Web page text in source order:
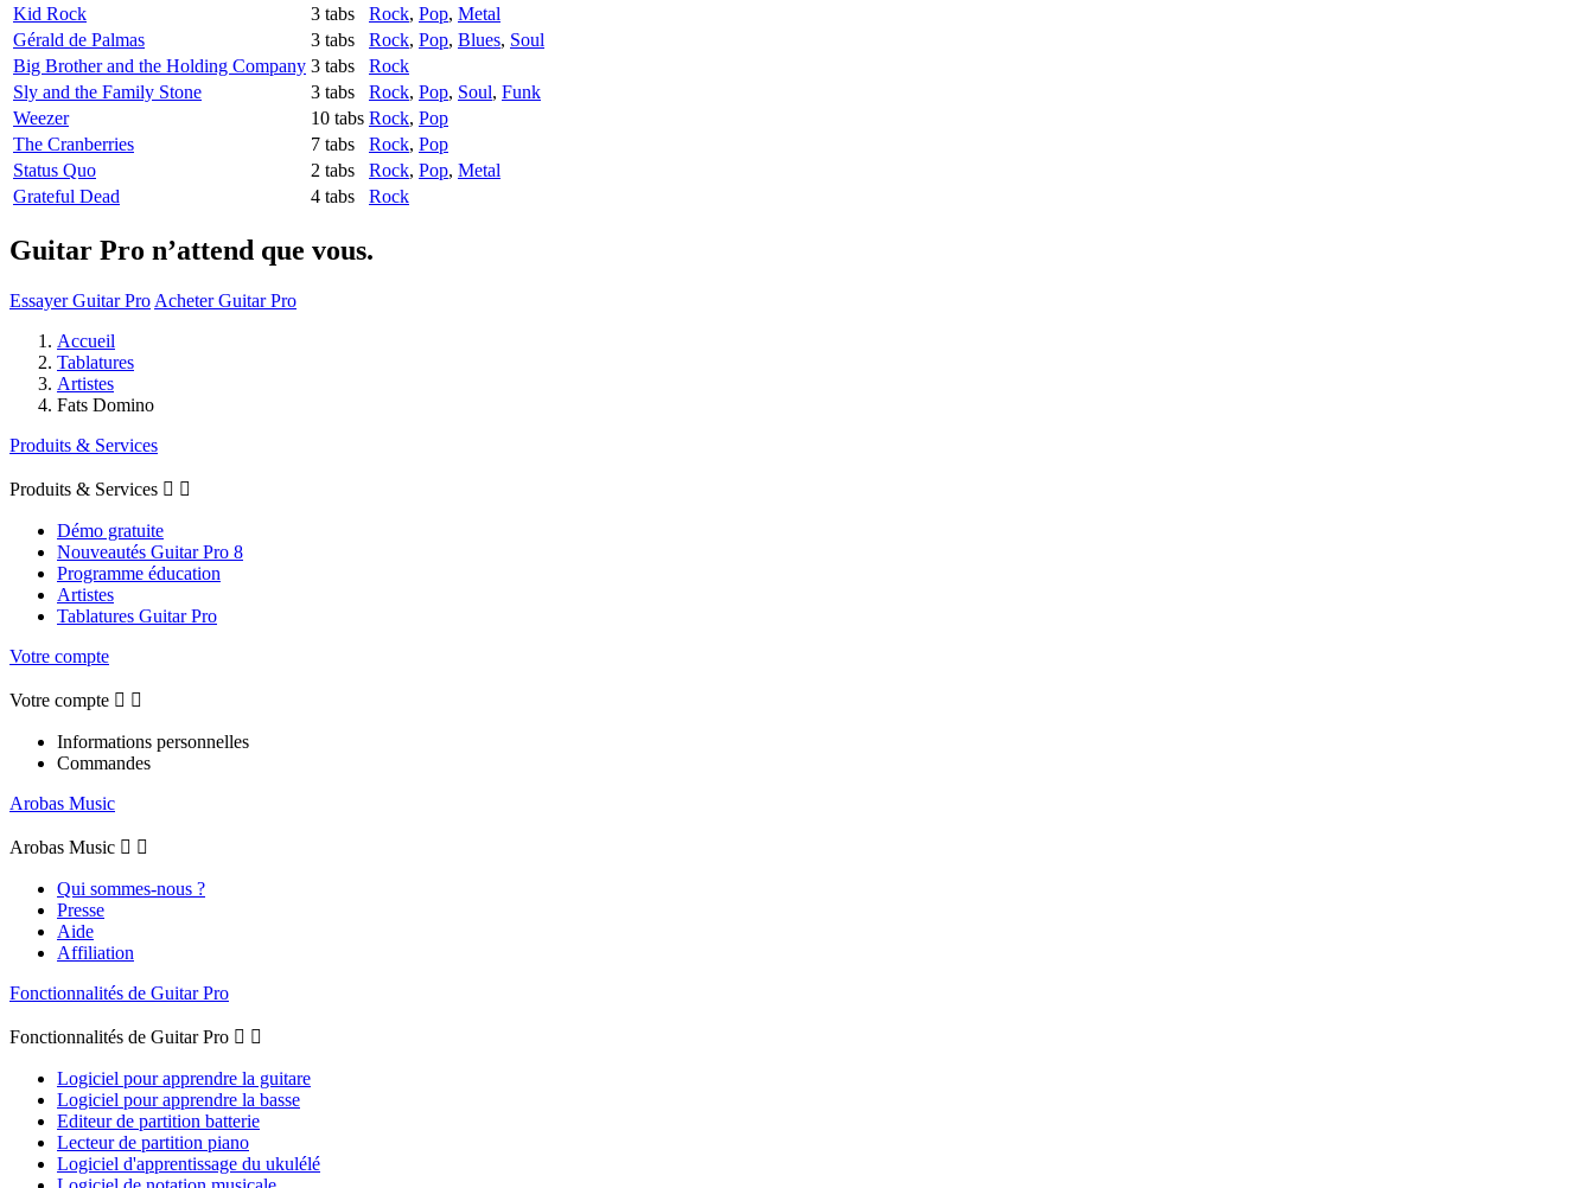
Kid Rock
3 tabs Rock, Pop, Metal
Gérald de Palmas
3 tabs Rock, Pop, Blues, Soul
Big Brother and the Holding Company 3 tabs
Rock
Sly and the Family Stone
3 tabs Rock, Pop, Soul, Funk
Weezer
10 tabs Rock, Pop
The Cranberries
7 tabs Rock, Pop
Status Quo
2 tabs Rock, Pop, Metal
Grateful Dead
4 tabs Rock
Guitar Pro n’attend que vous.
Essayer Guitar Pro Acheter Guitar Pro
Accueil
Tablatures
Artistes
Fats Domino
Produits & Services
Produits & Services  
Démo gratuite
Nouveautés Guitar Pro 8
Programme éducation
Artistes
Tablatures Guitar Pro
Votre compte
Votre compte  
Informations personnelles
Commandes
Arobas Music
Arobas Music  
Qui sommes-nous ?
Presse
Aide
Affiliation
Fonctionnalités de Guitar Pro
Fonctionnalités de Guitar Pro  
Logiciel pour apprendre la guitare
Logiciel pour apprendre la basse
Editeur de partition batterie
Lecteur de partition piano
Logiciel d'apprentissage du ukulélé